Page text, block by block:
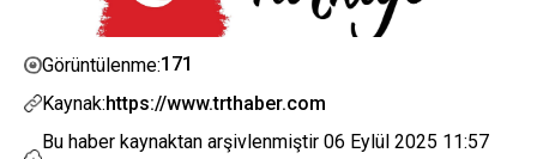
Görüntülenme:171
Kaynak:https://www.trthaber.com
Bu haber kaynaktan arşivlenmiştir 06 Eylül 2025 11:57